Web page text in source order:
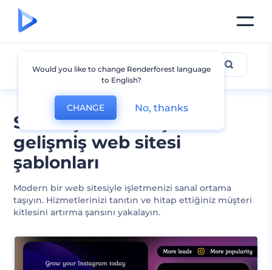
Servis şirketleri için
gelişmiş web sitesi
şablonları
Modern bir web sitesiyle işletmenizi sanal ortama
taşıyın. Hizmetlerinizi tanıtın ve hitap ettiğiniz müşteri
kitlesini artırma şansını yakalayın.
Servis ve Bakım
Would you like to change Renderforest language
to English?
CHANGE No, thanks